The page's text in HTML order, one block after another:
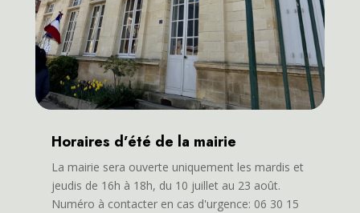
Horaires d’été de la mairie
La mairie sera ouverte uniquement les mardis et
jeudis de 16h à 18h, du 10 juillet au 23 août.
Numéro à contacter en cas d'urgence: 06 30 15